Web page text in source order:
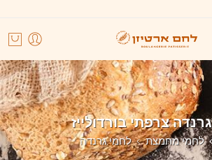
צרפתי בורדולייז
לחמי מחמצת לחמי גרנדה